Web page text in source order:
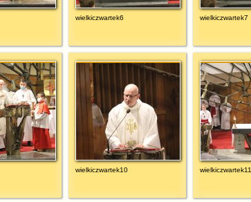
wielkiczwartek6 wielkiczwartek7
wielkiczwartek10 wielkiczwartek11